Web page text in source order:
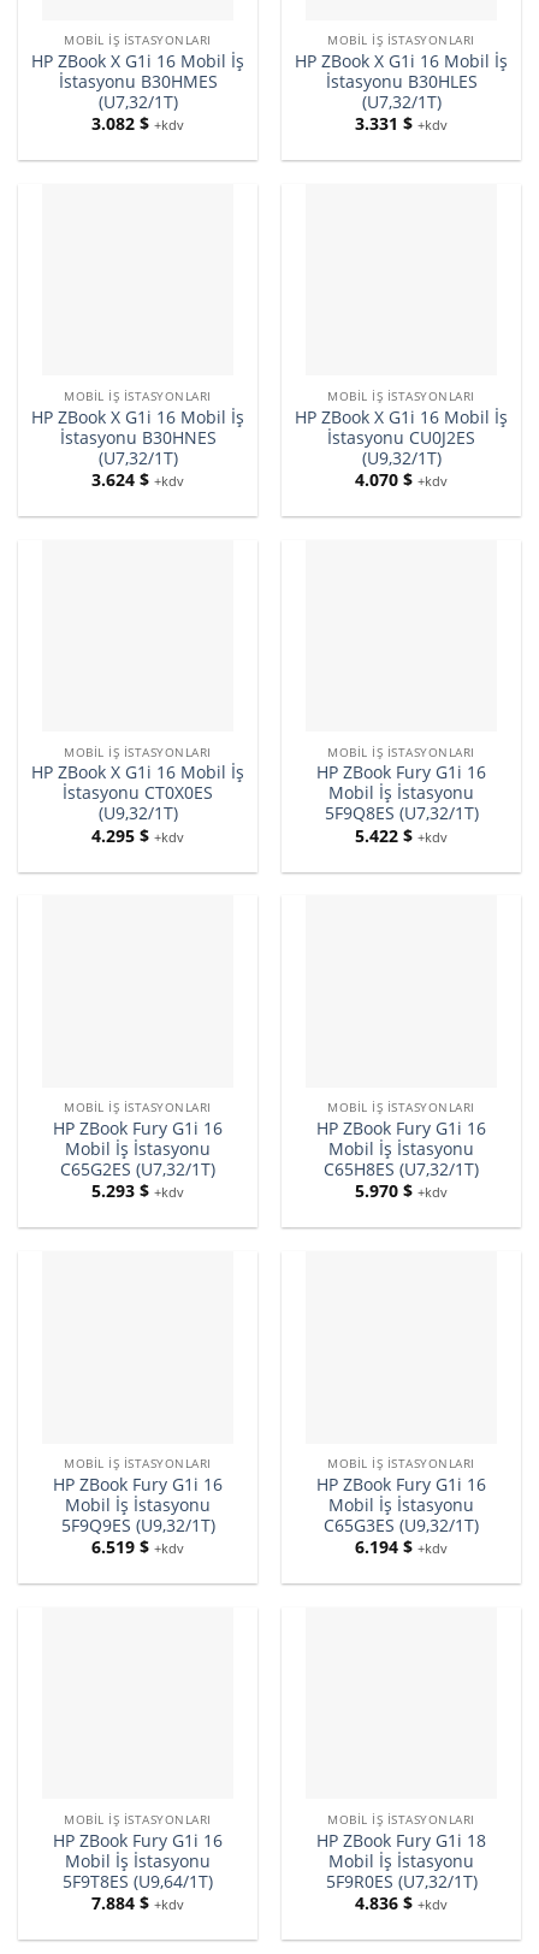
MOBIL İŞ İSTASYONLARI
HP ZBook X G1i 16 Mobil İş
İstasyonu B30HMES
(U7,32/1T)
3.082 $ +kdv
MOBIL İŞ İSTASYONLARI
HP ZBook X G1i 16 Mobil İş
İstasyonu B30HLES
(U7,32/1T)
3.331 $ +kdv
MOBIL İŞ İSTASYONLARI
HP ZBook X G1i 16 Mobil İş
İstasyonu B30HNES
(U7,32/1T)
3.624 $ +kdv
MOBIL İŞ İSTASYONLARI
HP ZBook X G1i 16 Mobil İş
İstasyonu CU0J2ES
(U9,32/1T)
4.070 $ +kdv
MOBIL İŞ İSTASYONLARI
HP ZBook X G1i 16 Mobil İş
İstasyonu CT0X0ES
(U9,32/1T)
4.295 $ +kdv
MOBIL İŞ İSTASYONLARI
HP ZBook Fury G1i 16
Mobil İş İstasyonu
5F9Q8ES (U7,32/1T)
5.422 $ +kdv
MOBIL İŞ İSTASYONLARI
HP ZBook Fury G1i 16
Mobil İş İstasyonu
C65G2ES (U7,32/1T)
5.293 $ +kdv
MOBIL İŞ İSTASYONLARI
HP ZBook Fury G1i 16
Mobil İş İstasyonu
C65H8ES (U7,32/1T)
5.970 $ +kdv
MOBIL İŞ İSTASYONLARI
HP ZBook Fury G1i 16
Mobil İş İstasyonu
5F9Q9ES (U9,32/1T)
6.519 $ +kdv
MOBIL İŞ İSTASYONLARI
HP ZBook Fury G1i 16
Mobil İş İstasyonu
C65G3ES (U9,32/1T)
6.194 $ +kdv
MOBIL İŞ İSTASYONLARI
HP ZBook Fury G1i 16
Mobil İş İstasyonu
5F9T8ES (U9,64/1T)
7.884 $ +kdv
MOBIL İŞ İSTASYONLARI
HP ZBook Fury G1i 18
Mobil İş İstasyonu
5F9R0ES (U7,32/1T)
4.836 $ +kdv